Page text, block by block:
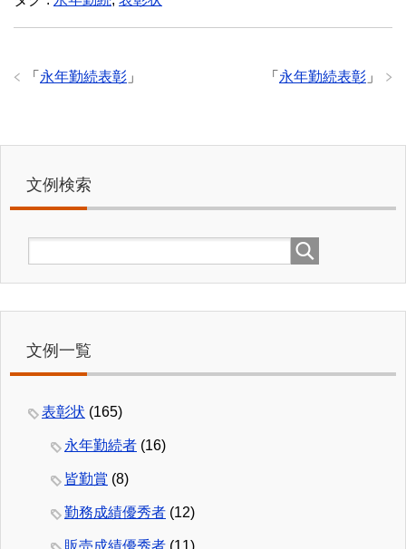
「 永年勤続表彰 」
「 永年勤続表彰 」
文例検索
文例一覧
表彰状 (165)
永年勤続者 (16)
皆勤賞 (8)
勤務成績優秀者 (12)